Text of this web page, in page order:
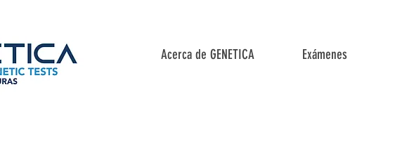
Acerca de GENETICA Exámenes